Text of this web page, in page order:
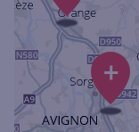
+